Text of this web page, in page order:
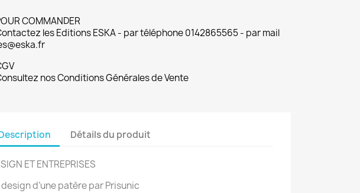
COMMANDER
les Editions ESKA - par téléphone 0142865565 - par mail
nos Conditions Générales de Vente
Détails du produit
ET ENTREPRISES
design d’une patère par Prisunic